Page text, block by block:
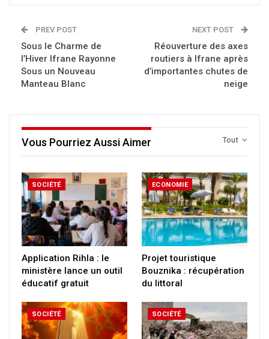
PREV POST
Sous le Charme de
l’Hiver Ifrane Rayonne
Sous un Nouveau
Manteau Blanc
NEXT POST
Réouverture des axes
routiers à Ifrane après
d’importantes chutes de
neige
Tout
Vous Pourriez Aussi Aimer
SOCIÉTÉ
Application Rihla : le
ministère lance un outil
éducatif gratuit
ECONOMIE
Projet touristique
Bouznika : récupération
du littoral
SOCIÉTÉ SOCIÉTÉ